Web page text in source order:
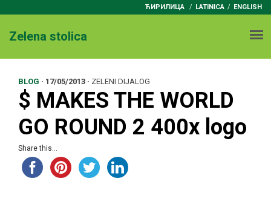
ЋИРИЛИЦА / LATINICA ENGLISH
Zelena stolica
BLOG · 17/05/2013 · ZELENI DIJALOG
$ MAKES THE WORLD
GO ROUND 2 400x logo
Share this...